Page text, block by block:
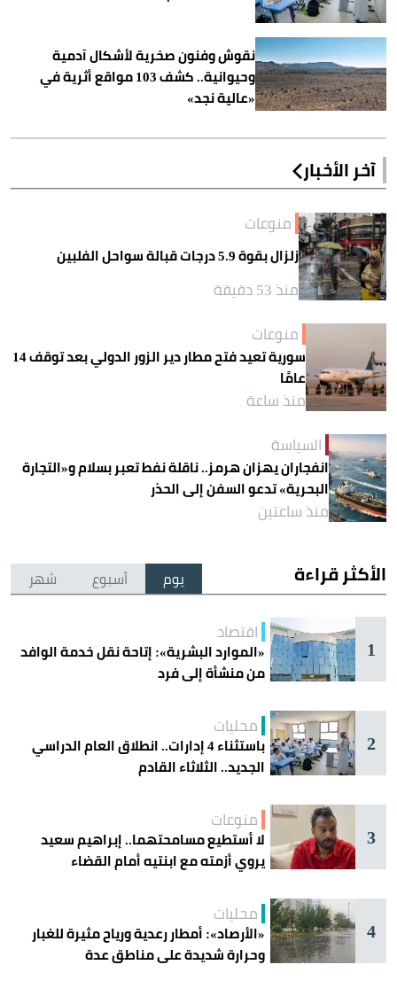
نقوش وفنون صخرية لأشكال آدمية
وحيوانية.. كشف 103 مواقع أثرية في
«عالية نجد»
آخر الأخبار
منوعات
زلزال بقوة 5.9 درجات قبالة سواحل الفلبين
منذ 53 دقيقة
منوعات
سورية تعيد فتح مطار دير الزور الدولي بعد توقف 14
عامًا
منذ ساعة
السياسة
انفجاران يهزان هرمز.. ناقلة نفط تعبر بسلام و«التجارة
البحرية» تدعو السفن إلى الحذر
منذ ساعتين
الأكثر قراءة يوم أسبوع شهر
1
اقتصاد
«الموارد البشرية»: إتاحة نقل خدمة الوافد
من منشأة إلى فرد
2
محليات
باستثناء 4 إدارات.. انطلاق العام الدراسي
الجديد.. الثلاثاء القادم
3
منوعات
لا أستطيع مسامحتهما.. إبراهيم سعيد
يروي أزمته مع ابنتيه أمام القضاء
4
محليات
«الأرصاد»: أمطار رعدية ورياح مثيرة للغبار
وحرارة شديدة على مناطق عدة